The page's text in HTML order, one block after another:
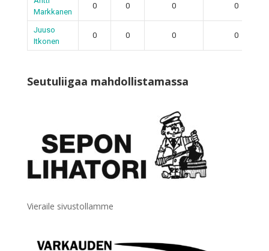
Markkanen
0 0 0 0
Juuso
Itkonen
0 0 0 0
Seutuliigaa mahdollistamassa
Vieraile sivustollamme